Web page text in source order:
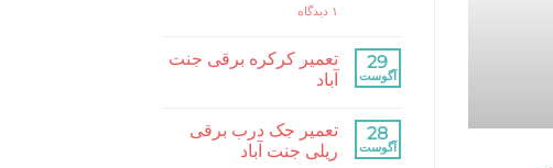
۱ دیدگاه
برای
برقی
زعفرانیه
29
آگوست
تعمیر کرکره برقی جنت
آباد
برای
تعمیر
کرکره
ثبت
نشده
28
آگوست
تعمیر جک درب برقی
ریلی جنت آباد